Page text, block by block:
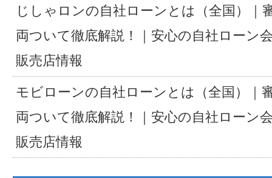
じしゃロンの自社ローンとは（全国）｜
両ついて徹底解説！｜安心の自社ローン
販売店情報
モビローンの自社ローンとは（全国）｜
両ついて徹底解説！｜安心の自社ローン
販売店情報